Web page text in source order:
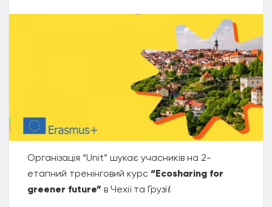
Організація “Unit” шукає учасників на 2-
етапний тренінговий курс “Ecosharing for
greener future” в Чехії та Грузії!